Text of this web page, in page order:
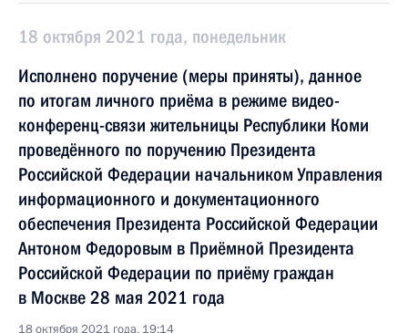
18 октября 2021 года, понедельник
Исполнено поручение (меры приняты), данное
по итогам личного приёма в режиме видео-
конференц-связи жительницы Республики Коми
проведённого по поручению Президента
Российской Федерации начальником Управления
информационного и документационного
обеспечения Президента Российской Федерации
Антоном Федоровым в Приёмной Президента
Российской Федерации по приёму граждан
в Москве 28 мая 2021 года
18 октября 2021 года, 19:14